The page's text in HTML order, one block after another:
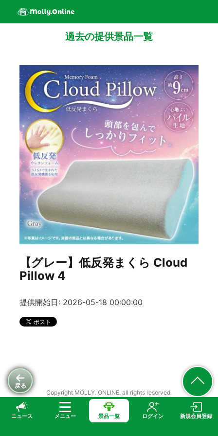
ニュース メニュー 景品一覧 ログイン 新規会員登録
戻る
過去の提供景品一覧
【グレー】低反発まくら Cloud
Pillow 4
提供開始日: 2026-05-18 00:00:00
Copyright MOLLY. ONLINE. all rights reserved.